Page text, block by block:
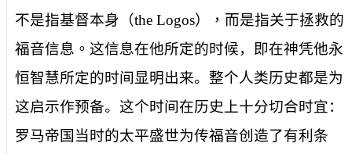
不是指基督本身（the Logos），而是指关于拯救的
福音信息。 这信息在他所定的时候，即在神凭他永
恒智慧所定的时间显明出来。整个人类历史都是为
这启示作预备。这个时间在历史上十分切合时宜：
罗马帝国当时的太平盛世为传福音创造了有利条